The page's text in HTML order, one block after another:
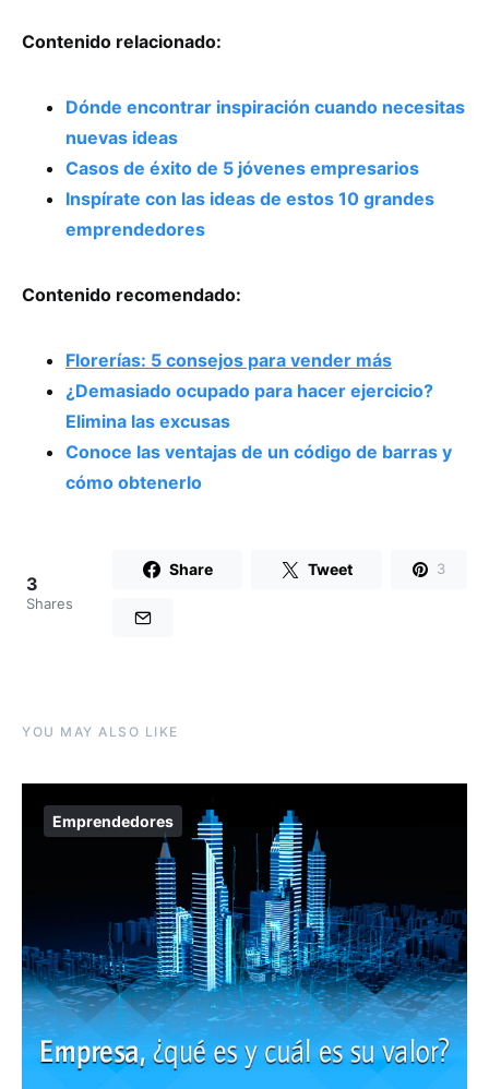
Contenido relacionado:
Dónde encontrar inspiración cuando necesitas
nuevas ideas
Casos de éxito de 5 jóvenes empresarios
Inspírate con las ideas de estos 10 grandes
emprendedores
Contenido recomendado:
Florerías: 5 consejos para vender más
¿Demasiado ocupado para hacer ejercicio?
Elimina las excusas
Conoce las ventajas de un código de barras y
cómo obtenerlo
3
Shares
Share Tweet 3
YOU MAY ALSO LIKE
Emprendedores